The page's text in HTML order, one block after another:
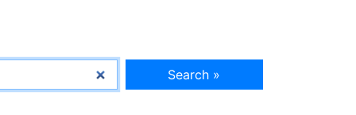
Search »